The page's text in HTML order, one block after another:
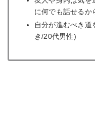
に何でも話せる
自分が進むべき
き/20代男性)